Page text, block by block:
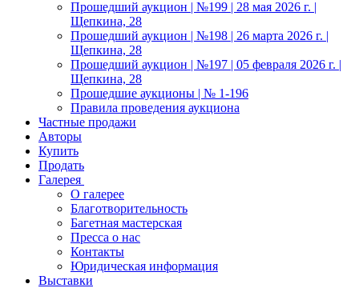
Прошедший аукцион | №199 | 28 мая 2026 г. |
Щепкина, 28
Прошедший аукцион | №198 | 26 марта 2026 г. |
Щепкина, 28
Прошедший аукцион | №197 | 05 февраля 2026 г. |
Щепкина, 28
Прошедшие аукционы | № 1-196
Правила проведения аукциона
Частные продажи
Авторы
Купить
Продать
Галерея
О галерее
Благотворительность
Багетная мастерская
Пресса о нас
Контакты
Юридическая информация
Выставки